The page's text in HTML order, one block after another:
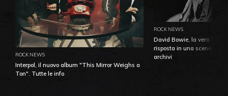
ROCK NEWS
Interpol, il nuovo album "This Mirror Weighs a
Ton". Tutte le info
ROCK NEWS
David Bowie, la vera
risposta in una
archivi